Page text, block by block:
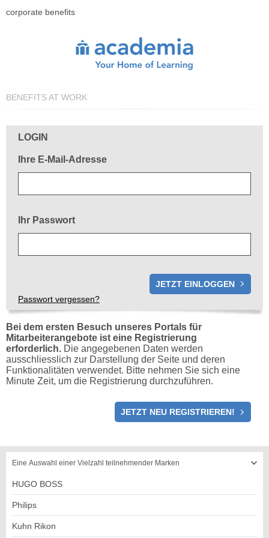
corporate benefits
BENEFITS AT WORK
LOGIN
Ihre E-Mail-Adresse
Ihr Passwort
Passwort vergessen?
Bei dem ersten Besuch unseres Portals für
Mitarbeiterangebote ist eine Registrierung
erforderlich. Die angegebenen Daten werden
ausschliesslich zur Darstellung der Seite und deren
Funktionalitäten verwendet. Bitte nehmen Sie sich eine
Minute Zeit, um die Registrierung durchzuführen.
JETZT NEU REGISTRIEREN!
Eine Auswahl einer Vielzahl teilnehmender Marken
HUGO BOSS
Philips
Kuhn Rikon